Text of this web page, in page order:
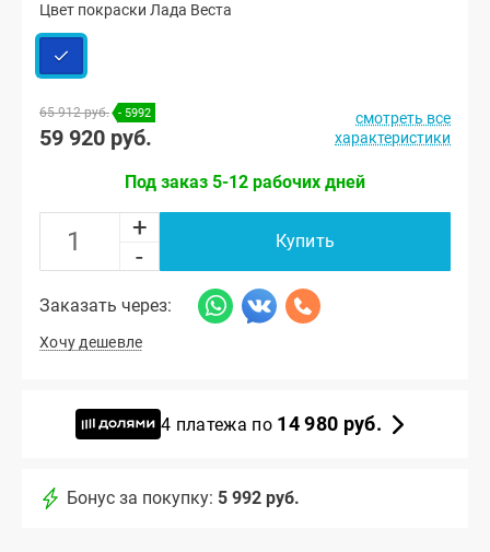
Цвет покраски Лада Веста
65 912 руб. - 5992
59 920 руб.
смотреть все
характеристики
Под заказ 5-12 рабочих дней
+
-
Купить
Заказать через:
Хочу дешевле
4 платежа по 14 980 руб.
Бонус за покупку: 5 992 руб.